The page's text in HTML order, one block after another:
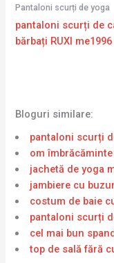
Pantaloni scurți de yoga
pantaloni scurți de
bărbați RUXI me1996
Bloguri similare:
pantaloni scurți
om îmbrăcăminte
jachetă de yoga
jambiere cu
costum de baie
pantaloni scurți
cel mai bun
top de sală fără